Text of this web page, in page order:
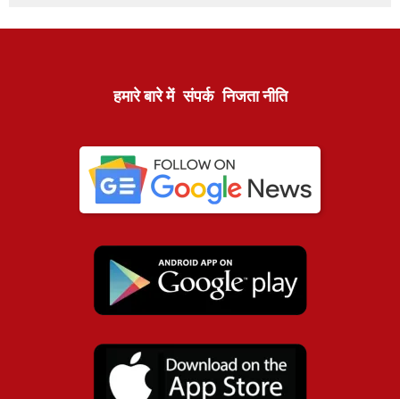
हमारे बारे में संपर्क निजता नीति